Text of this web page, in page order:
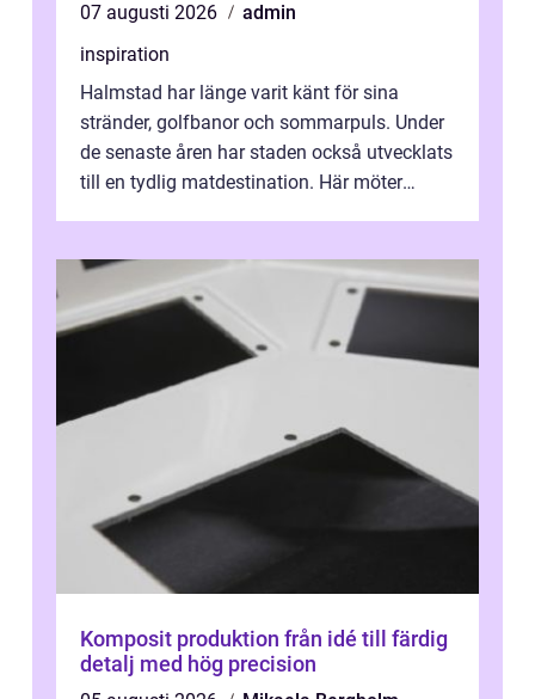
07 augusti 2026
admin
inspiration
Halmstad har länge varit känt för sina
stränder, golfbanor och sommarpuls. Under
de senaste åren har staden också utvecklats
till en tydlig matdestination. Här möter
Komposit produktion från idé till färdig
detalj med hög precision